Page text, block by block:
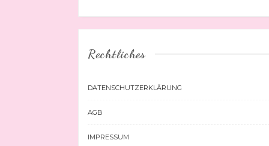
Rechtliches
DATENSCHUTZERKLÄRUNG
AGB
IMPRESSUM